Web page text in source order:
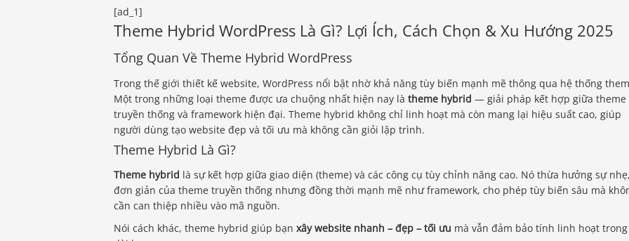
[ad_1]
Theme Hybrid WordPress Là Gì? Lợi Ích, Cách Chọn & Xu Hướng 2025
Tổng Quan Về Theme Hybrid WordPress
Trong thế giới thiết kế website, WordPress nổi bật nhờ khả năng tùy biến mạnh mẽ thông qua hệ thống
Một trong những loại theme được ưa chuộng nhất hiện nay là theme hybrid — giải pháp kết hợp giữa theme
truyền thống và framework hiện đại. Theme hybrid không chỉ linh hoạt mà còn mang lại hiệu suất cao, giúp
người dùng tạo website đẹp và tối ưu mà không cần giỏi lập trình.
Theme Hybrid Là Gì?
Theme hybrid là sự kết hợp giữa giao diện (theme) và các công cụ tùy chỉnh nâng cao. Nó thừa hưởng sự nhẹ,
đơn giản của theme truyền thống nhưng đồng thời mạnh mẽ như framework, cho phép tùy biến sâu mà
cần can thiệp nhiều vào mã nguồn.
Nói cách khác, theme hybrid giúp bạn xây website nhanh – đẹp – tối ưu mà vẫn đảm bảo tính linh hoạt trong